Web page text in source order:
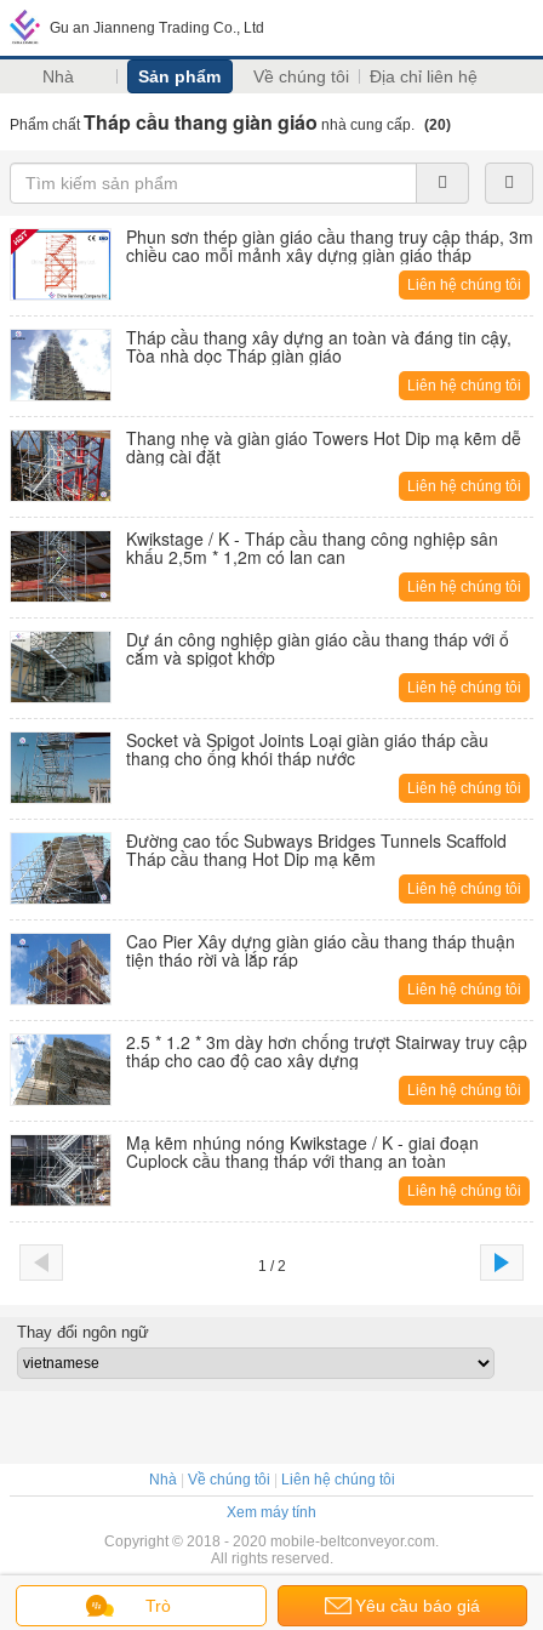
Gu an Jianneng Trading Co., Ltd
Nhà Sản phẩm Về chúng tôi Địa chỉ liên hệ
Phẩm chấtTháp cầu thang giàn giáo nhà cung cấp. (20)
Phun sơn thép giàn giáo cầu thang truy cập tháp, 3m
chiều cao mỗi mảnh xây dựng giàn giáo tháp
Liên hệ chúng tôi
Tháp cầu thang xây dựng an toàn và đáng tin cậy,
Tòa nhà dọc Tháp giàn giáo
Liên hệ chúng tôi
Thang nhẹ và giàn giáo Towers Hot Dip mạ kẽm dễ
dàng cài đặt
Liên hệ chúng tôi
Kwikstage / K - Tháp cầu thang công nghiệp sân
khấu 2,5m * 1,2m có lan can
Liên hệ chúng tôi
Dự án công nghiệp giàn giáo cầu thang tháp với ổ
cắm và spigot khớp
Liên hệ chúng tôi
Socket và Spigot Joints Loại giàn giáo tháp cầu
thang cho ống khói tháp nước
Liên hệ chúng tôi
Đường cao tốc Subways Bridges Tunnels Scaffold
Tháp cầu thang Hot Dip mạ kẽm
Liên hệ chúng tôi
Cao Pier Xây dựng giàn giáo cầu thang tháp thuận
tiện tháo rời và lắp ráp
Liên hệ chúng tôi
2.5 * 1.2 * 3m dày hơn chống trượt Stairway truy cập
tháp cho cao độ cao xây dựng
Liên hệ chúng tôi
Mạ kẽm nhúng nóng Kwikstage / K - giai đoạn
Cuplock cầu thang tháp với thang an toàn
Liên hệ chúng tôi
1 / 2
Trò Yêu cầu báo giá
Thay đổi ngôn ngữ
Nhà| Về chúng tôi
Liên hệ chúng tôi
Xem máy tính
Copyright © 2018 - 2020 mobile-beltconveyor.com.
All rights reserved.